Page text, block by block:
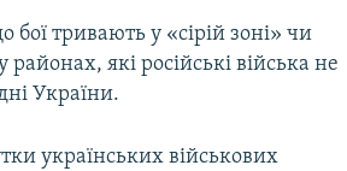
тривають у «сірій зоні» чи
які російські війська не
України.
українських військових